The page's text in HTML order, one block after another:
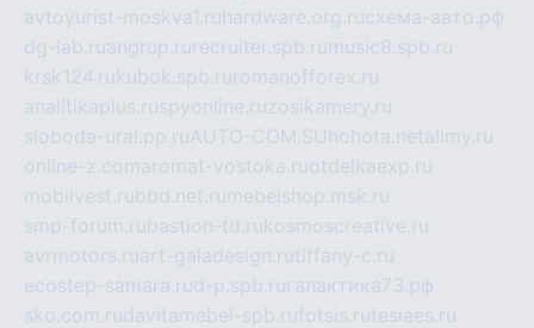
avtoyurist-moskva1.ru hardware.org.ruсхема-авто.рф
dg-lab.ruangrup.ru recruiter.spb.ru music8.spb.ru
krsk124.rukubok.spb.ru romanofforex.ru
analitikaplus.ruspyonline.ruzosikamery.ru
sloboda-ural.pp.ruAUTO-COM.SU hohota.net alimy.ru
online-z.comaromat-vostoka.ruotdelkaexp.ru
mobilvest.rubbd.net.ru mebelshop.msk.ru
smp-forum.rubastion-td.rukosmoscreative.ru
avrmotors.ruart-galadesign.rutiffany-c.ru
ecostep-samara.rud-p.spb.ru галактика73.рф
sko.com.rudavitamebel-spb.rufotsis.rutesiaes.ru